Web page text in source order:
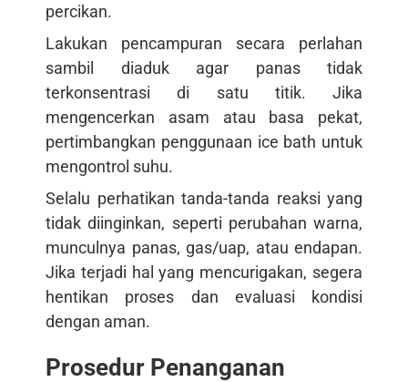
percikan.
Lakukan pencampuran secara perlahan
sambil diaduk agar panas tidak
terkonsentrasi di satu titik. Jika
mengencerkan asam atau basa pekat,
pertimbangkan penggunaan ice bath untuk
mengontrol suhu.
Selalu perhatikan tanda-tanda reaksi yang
tidak diinginkan, seperti perubahan warna,
munculnya panas, gas/uap, atau endapan.
Jika terjadi hal yang mencurigakan, segera
hentikan proses dan evaluasi kondisi
dengan aman.
Prosedur Penanganan